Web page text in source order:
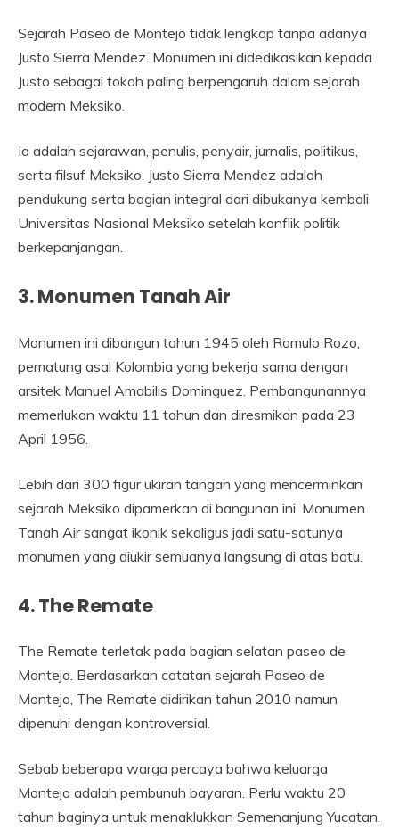
Sejarah Paseo de Montejo tidak lengkap tanpa adanya
Justo Sierra Mendez. Monumen ini didedikasikan kepada
Justo sebagai tokoh paling berpengaruh dalam sejarah
modern Meksiko.
Ia adalah sejarawan, penulis, penyair, jurnalis, politikus,
serta filsuf Meksiko. Justo Sierra Mendez adalah
pendukung serta bagian integral dari dibukanya kembali
Universitas Nasional Meksiko setelah konflik politik
berkepanjangan.
3. Monumen Tanah Air
Monumen ini dibangun tahun 1945 oleh Romulo Rozo,
pematung asal Kolombia yang bekerja sama dengan
arsitek Manuel Amabilis Dominguez. Pembangunannya
memerlukan waktu 11 tahun dan diresmikan pada 23
April 1956.
Lebih dari 300 figur ukiran tangan yang mencerminkan
sejarah Meksiko dipamerkan di bangunan ini. Monumen
Tanah Air sangat ikonik sekaligus jadi satu-satunya
monumen yang diukir semuanya langsung di atas batu.
4. The Remate
The Remate terletak pada bagian selatan paseo de
Montejo. Berdasarkan catatan sejarah Paseo de
Montejo, The Remate didirikan tahun 2010 namun
dipenuhi dengan kontroversial.
Sebab beberapa warga percaya bahwa keluarga
Montejo adalah pembunuh bayaran. Perlu waktu 20
tahun baginya untuk menaklukkan Semenanjung Yucatan.